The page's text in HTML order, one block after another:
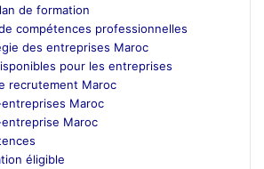
de formation
compétences professionnelles
des entreprises Maroc
pour les entreprises
recrutement Maroc
Maroc
Maroc
éligible